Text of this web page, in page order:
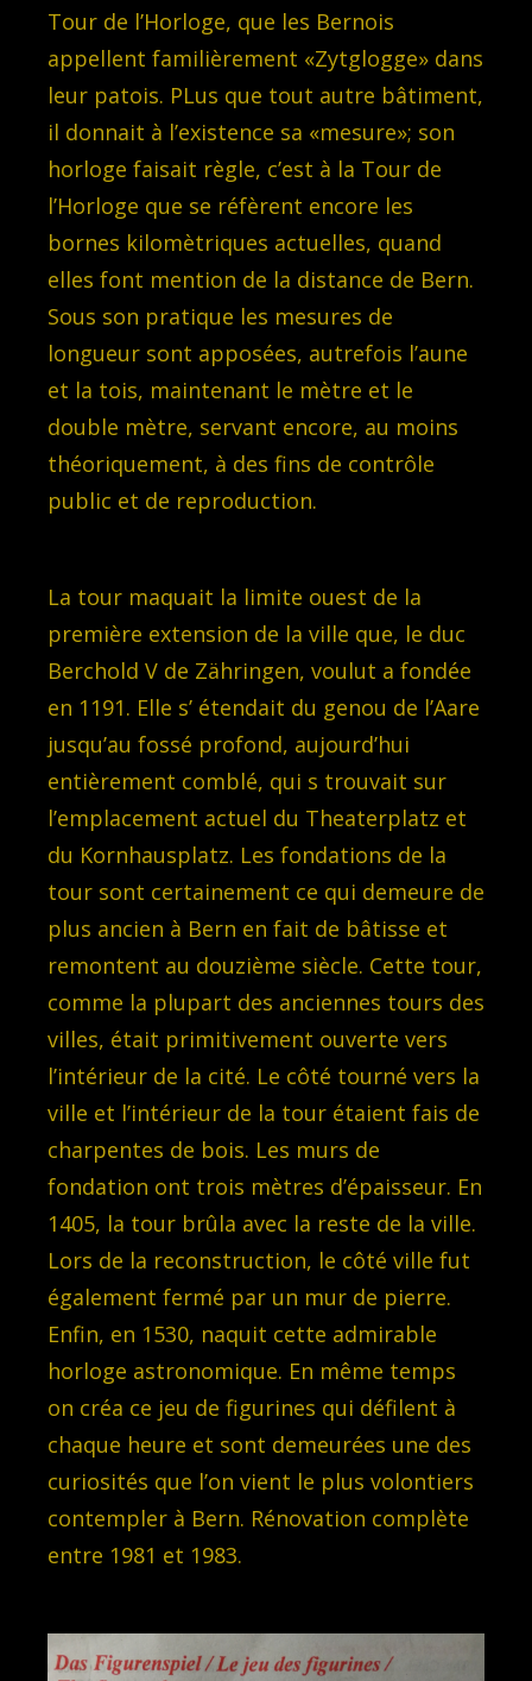
Tour de l’Horloge, que les Bernois
appellent familièrement «Zytglogge» dans
leur patois. PLus que tout autre bâtiment,
il donnait à l’existence sa «mesure»; son
horloge faisait règle, c’est à la Tour de
l’Horloge que se réfèrent encore les
bornes kilomètriques actuelles, quand
elles font mention de la distance de Bern.
Sous son pratique les mesures de
longueur sont apposées, autrefois l’aune
et la tois, maintenant le mètre et le
double mètre, servant encore, au moins
théoriquement, à des fins de contrôle
public et de reproduction.
La tour maquait la limite ouest de la
première extension de la ville que, le duc
Berchold V de Zähringen, voulut a fondée
en 1191. Elle s’ étendait du genou de l’Aare
jusqu’au fossé profond, aujourd’hui
entièrement comblé, qui s trouvait sur
l’emplacement actuel du Theaterplatz et
du Kornhausplatz. Les fondations de la
tour sont certainement ce qui demeure de
plus ancien à Bern en fait de bâtisse et
remontent au douzième siècle. Cette tour,
comme la plupart des anciennes tours des
villes, était primitivement ouverte vers
l’intérieur de la cité. Le côté tourné vers la
ville et l’intérieur de la tour étaient fais de
charpentes de bois. Les murs de
fondation ont trois mètres d’épaisseur. En
1405, la tour brûla avec la reste de la ville.
Lors de la reconstruction, le côté ville fut
également fermé par un mur de pierre.
Enfin, en 1530, naquit cette admirable
horloge astronomique. En même temps
on créa ce jeu de figurines qui défilent à
chaque heure et sont demeurées une des
curiosités que l’on vient le plus volontiers
contempler à Bern. Rénovation complète
entre 1981 et 1983.